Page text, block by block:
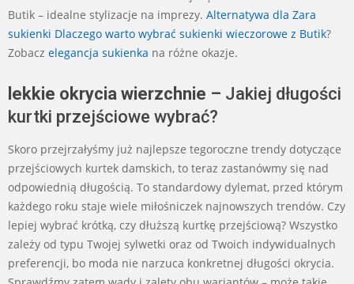
Butik – idealne stylizacje na imprezy. Alternatywa dla Zara
sukienki Dlaczego warto wybrać sukienki wieczorowe z Butik?
Zobacz elegancja sukienka na różne okazje.
lekkie okrycia wierzchnie – Jakiej długości
kurtki przejściowe wybrać?
Skoro przejrzałyśmy już najlepsze tegoroczne trendy dotyczące
przejściowych kurtek damskich, to teraz zastanówmy się nad
odpowiednią długością. To standardowy dylemat, przed którym
każdego roku staje wiele miłośniczek najnowszych trendów. Czy
lepiej wybrać krótką, czy dłuższą kurtkę przejściową? Wszystko
zależy od typu Twojej sylwetki oraz od Twoich indywidualnych
preferencji, bo moda nie narzuca konkretnej długości okrycia.